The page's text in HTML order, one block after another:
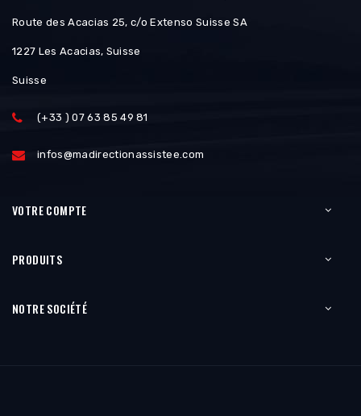
Route des Acacias 25, c/o Extenso Suisse SA
1227 Les Acacias, Suisse
Suisse
(+33 ) 07 63 85 49 81
infos@madirectionassistee.com
VOTRE COMPTE
PRODUITS
NOTRE SOCIÉTÉ